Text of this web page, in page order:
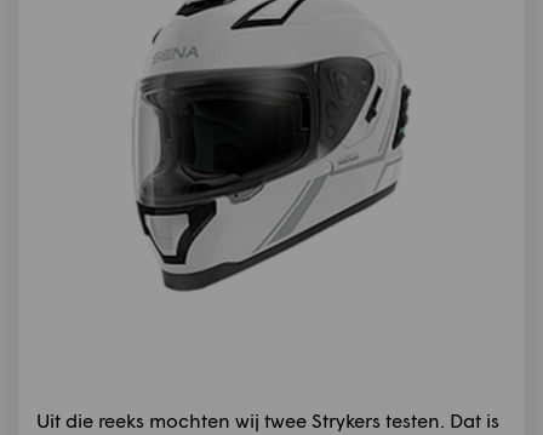
Uit die reeks mochten wij twee Strykers testen. Dat is